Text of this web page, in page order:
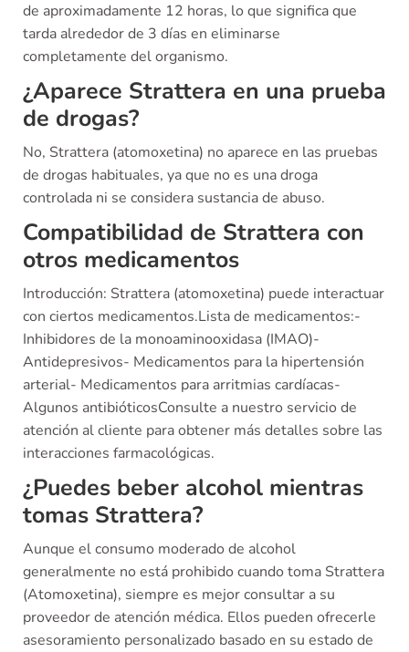
de aproximadamente 12 horas, lo que significa que
tarda alrededor de 3 días en eliminarse
completamente del organismo.
¿Aparece Strattera en una prueba
de drogas?
No, Strattera (atomoxetina) no aparece en las pruebas
de drogas habituales, ya que no es una droga
controlada ni se considera sustancia de abuso.
Compatibilidad de Strattera con
otros medicamentos
Introducción: Strattera (atomoxetina) puede interactuar
con ciertos medicamentos.Lista de medicamentos:-
Inhibidores de la monoaminooxidasa (IMAO)-
Antidepresivos- Medicamentos para la hipertensión
arterial- Medicamentos para arritmias cardíacas-
Algunos antibióticosConsulte a nuestro servicio de
atención al cliente para obtener más detalles sobre las
interacciones farmacológicas.
¿Puedes beber alcohol mientras
tomas Strattera?
Aunque el consumo moderado de alcohol
generalmente no está prohibido cuando toma Strattera
(Atomoxetina), siempre es mejor consultar a su
proveedor de atención médica. Ellos pueden ofrecerle
asesoramiento personalizado basado en su estado de